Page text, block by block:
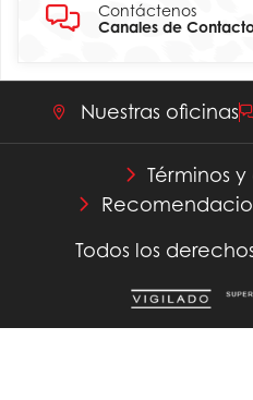
Contáctenos
Canales de
Nuestras oficinas
Términos
Todos los